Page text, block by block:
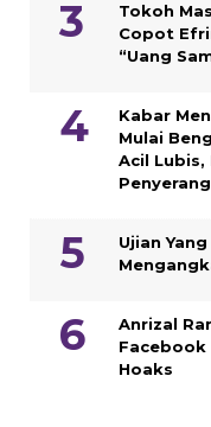
Tokoh
Copot
“Uang
Kabar
Mulai
Acil Lubis,
Ujian
Anrizal
Facebook
Hoaks